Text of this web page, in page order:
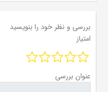
بررسی و نظر خود را بنویسید
امتیاز
عنوان بررسی